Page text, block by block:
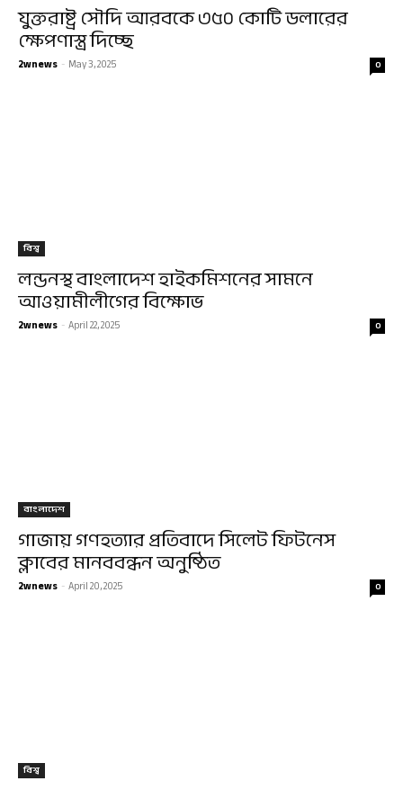
যুক্তরাষ্ট্র সৌদি আরবকে ৩৫০ কোটি ডলারের
ক্ষেপণাস্ত্র দিচ্ছে
2wnews - May 3, 2025 0
বিশ্ব
লন্ডনস্থ বাংলাদেশ হাইকমিশনের সামনে
আওয়ামীলীগের বিক্ষোভ
2wnews -April 22, 2025 0
বাংলাদেশ
গাজায় গণহত্যার প্রতিবাদে সিলেট ফিটনেস
ক্লাবের মানববন্ধন অনুষ্ঠিত
2wnews -April 20, 2025 0
বিশ্ব